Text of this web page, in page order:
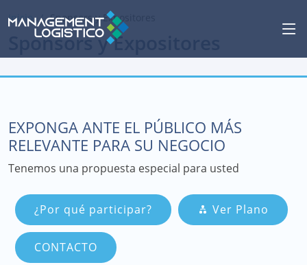
Inicio Sponsors y Expositores
Sponsors y Expositores
EXPONGA ANTE EL PÚBLICO MÁS
RELEVANTE PARA SU NEGOCIO
Tenemos una propuesta especial para usted
¿Por qué participar? Ver Plano
CONTACTO